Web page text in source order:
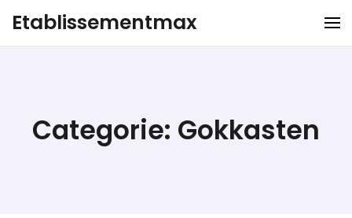
naarEtablissementmax
Categorie: Gokkasten